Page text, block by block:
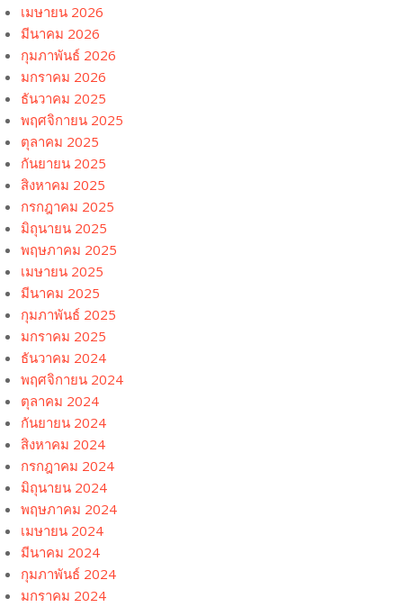
เมษายน 2026
มีนาคม 2026
กุมภาพันธ์ 2026
มกราคม 2026
ธันวาคม 2025
พฤศจิกายน 2025
ตุลาคม 2025
กันยายน 2025
สิงหาคม 2025
กรกฎาคม 2025
มิถุนายน 2025
พฤษภาคม 2025
เมษายน 2025
มีนาคม 2025
กุมภาพันธ์ 2025
มกราคม 2025
ธันวาคม 2024
พฤศจิกายน 2024
ตุลาคม 2024
กันยายน 2024
สิงหาคม 2024
กรกฎาคม 2024
มิถุนายน 2024
พฤษภาคม 2024
เมษายน 2024
มีนาคม 2024
กุมภาพันธ์ 2024
มกราคม 2024